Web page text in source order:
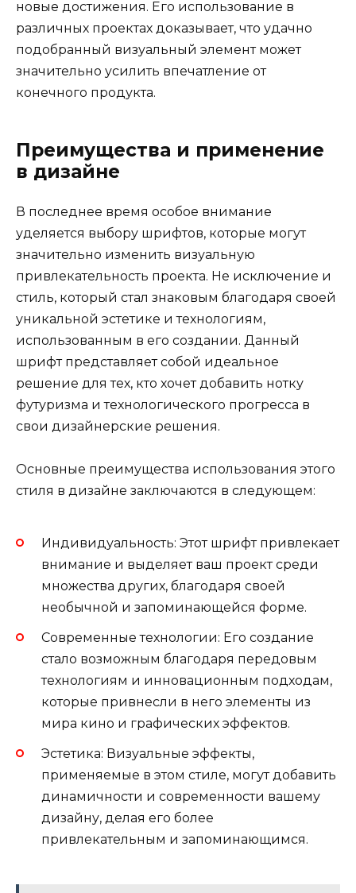
новые достижения. Его использование в
различных проектах доказывает, что удачно
подобранный визуальный элемент может
значительно усилить впечатление от
конечного продукта.
Преимущества и применение
в дизайне
В последнее время особое внимание
уделяется выбору шрифтов, которые могут
значительно изменить визуальную
привлекательность проекта. Не исключение и
стиль, который стал знаковым благодаря своей
уникальной эстетике и технологиям,
использованным в его создании. Данный
шрифт представляет собой идеальное
решение для тех, кто хочет добавить нотку
футуризма и технологического прогресса в
свои дизайнерские решения.
Основные преимущества использования этого
стиля в дизайне заключаются в следующем:
Индивидуальность: Этот шрифт привлекает
внимание и выделяет ваш проект среди
множества других, благодаря своей
необычной и запоминающейся форме.
Современные технологии: Его создание
стало возможным благодаря передовым
технологиям и инновационным подходам,
которые привнесли в него элементы из
мира кино и графических эффектов.
Эстетика: Визуальные эффекты,
применяемые в этом стиле, могут добавить
динамичности и современности вашему
дизайну, делая его более
привлекательным и запоминающимся.